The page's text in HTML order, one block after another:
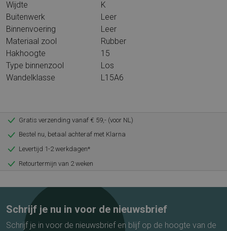
Wijdte
K
Buitenwerk
Leer
Binnenvoering
Leer
Materiaal zool
Rubber
Hakhoogte
15
Type binnenzool
Los
Wandelklasse
L15A6
Gratis verzending vanaf € 59,- (voor NL)
Bestel nu, betaal achteraf met Klarna
Levertijd 1-2 werkdagen*
Retourtermijn van 2 weken
Schrijf je nu in voor de nieuwsbrief
Schrijf je in voor de nieuwsbrief en blijf op de hoogte van de